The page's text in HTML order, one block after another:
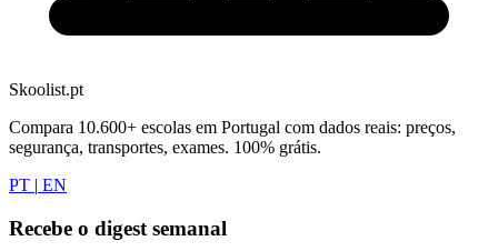
Skoolist.pt
Compara 10.600+ escolas em Portugal com dados reais: preços,
segurança, transportes, exames. 100% grátis.
PT | EN
Recebe o digest semanal